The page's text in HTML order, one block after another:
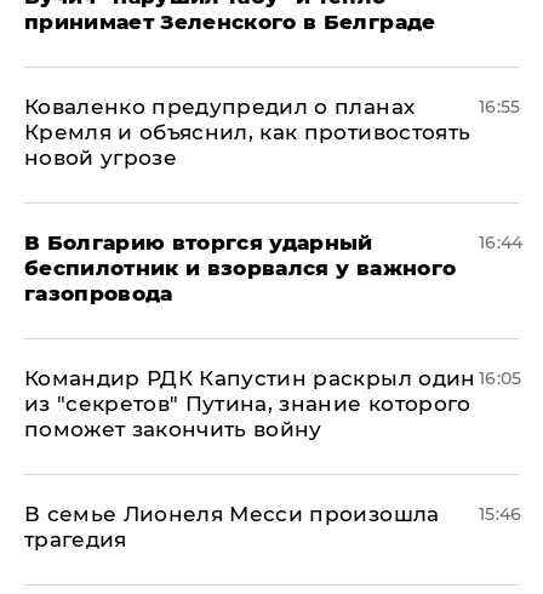
принимает Зеленского в Белграде
Коваленко предупредил о планах
Кремля и объяснил, как противостоять
новой угрозе
16:55
В Болгарию вторгся ударный
беспилотник и взорвался у важного
газопровода
16:44
Командир РДК Капустин раскрыл один
из "секретов" Путина, знание которого
поможет закончить войну
16:05
В семье Лионеля Месси произошла
трагедия
15:46